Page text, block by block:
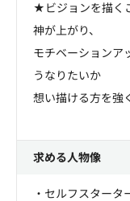
★ビジョンを描く
神が上がり、
モチベーションア
うなりたいか
想い描ける方を強
求める人物像
・セルフスタータ